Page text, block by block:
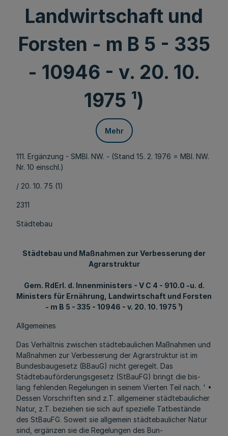
Landwirtschaft und
Forsten - m B 5 - 335
- 10946 - v. 20. 10.
1975 ¹)
Mehr
111. Ergänzung - SMBl. NW. - (Stand 15. 2. 1976 = MBl. NW.
Nr. 10 einschl.)
/ 20. 10. 75 (1)
2311
Städtebau
Städtebau und Maßnahmen zur Verbesserung der
Agrarstruktur
Gem. RdErl. d. Innenministers - V C 4 - 910.0 -u. d.
Ministers für Ernährung, Landwirtschaft und Forsten
- m B 5 - 335 - 10946 - v. 20. 10. 1975 ¹)
Allgemeines
Das Verhältnis zwischen städtebaulichen Maßnahmen und
Maßnahmen zur Verbesserung der Agrarstruktur ist im
Bundesbaugesetz (BBauG) nicht geregelt. Das
Städtebauförderungsgesetz (StBauFG) bringt die bis-
lang fehlenden Regelungen in seinem Vierten Teil nach. ' •
Dessen Vorschriften sind z.T. allgemeiner städtebaulicher
Natur, z.T. beziehen sie sich auf spezielle Tatbestände
des StBauFG. Soweit sie allgemein städtebaulicher Natur
sind, ergänzen sie die Regelungen des Bun-